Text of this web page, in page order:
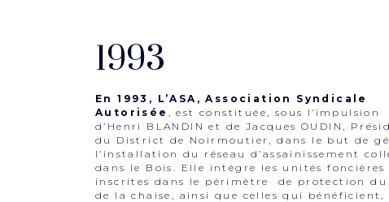
1993
En 1993, L’ASA, Association Syndicale
Autorisée , est constituée, sous l’impulsion
d’Henri BLANDIN et de Jacques OUDIN,
du District de Noirmoutier, dans le but de
l’installation du réseau d’assainissement
dans le Bois. Elle intègre les unités foncières
inscrites dans le périmètre de protection du
de la chaise, ainsi que celles qui bénéficient,